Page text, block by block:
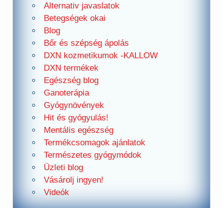
Alternativ javaslatok
Betegségek okai
Blog
Bőr és szépség ápolás
DXN kozmetikumok -KALLOW
DXN termékek
Egészség blog
Ganoterápia
Gyógynövények
Hit és gyógyulás!
Mentális egészség
Termékcsomagok ajánlatok
Természetes gyógymódok
Üzleti blog
Vásárolj ingyen!
Videók